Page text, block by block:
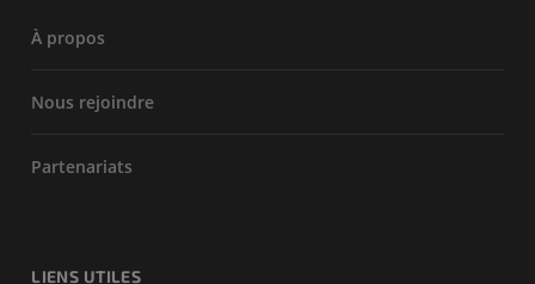
À propos
Nous rejoindre
Partenariats
LIENS UTILES